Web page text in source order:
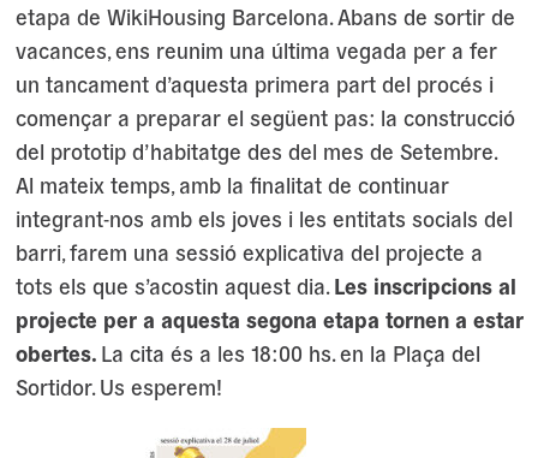
etapa de WikiHousing Barcelona. Abans de sortir de
vacances, ens reunim una última vegada per a fer
un tancament d’aquesta primera part del procés i
començar a preparar el següent pas: la construcció
del prototip d’habitatge des del mes de Setembre.
Al mateix temps, amb la finalitat de continuar
integrant-nos amb els joves i les entitats socials del
barri, farem una sessió explicativa del projecte a
tots els que s’acostin aquest dia.Les inscripcions al
projecte per a aquesta segona etapa tornen a estar
obertes. La cita és a les 18:00 hs. en la Plaça del
Sortidor. Us esperem!